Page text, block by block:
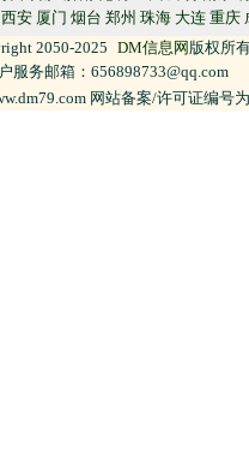
西安 厦门 烟台 郑州 珠海 大连 重庆
2050-2025
DM信息网 版权所
服务邮箱：656898733@qq.com
网站备案/许可证编号